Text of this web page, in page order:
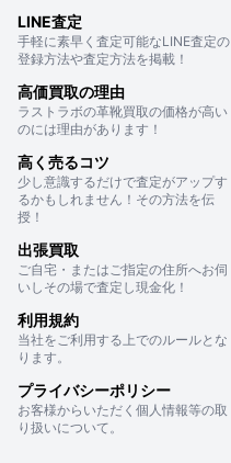
LINE査定
手軽に素早く査定可能なLINE査定の
登録方法や査定方法を掲載！
高価買取の理由
ラストラボの革靴買取の価格が高い
のには理由があります！
高く売るコツ
少し意識するだけで査定がアップす
るかもしれません！その方法を伝
授！
出張買取
ご自宅・またはご指定の住所へお伺
いしその場で査定し現金化！
利用規約
当社をご利用する上でのルールとな
ります。
プライバシーポリシー
お客様からいただく個人情報等の取
り扱いについて。